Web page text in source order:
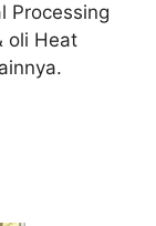
Processing
oli Heat